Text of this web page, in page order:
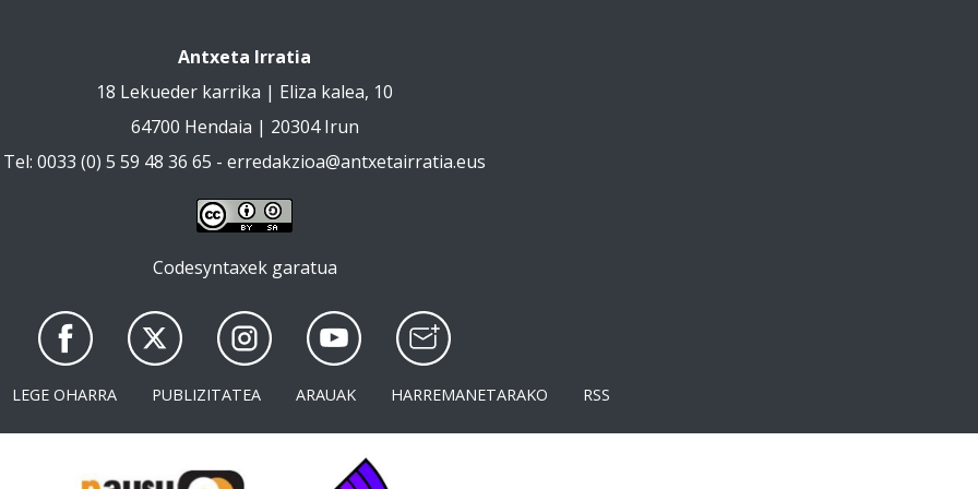
Antxeta Irratia
18 Lekueder karrika | Eliza kalea, 10
64700 Hendaia | 20304 Irun
Tel: 0033 (0) 5 59 48 36 65 - erredakzioa@antxetairratia.eus
Codesyntaxek garatua
LEGE OHARRA PUBLIZITATEA ARAUAK HARREMANETARAKO RSS